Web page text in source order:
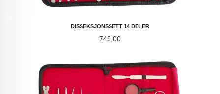
DISSEKSJONSSETT 14 DELER
Pris
749,00